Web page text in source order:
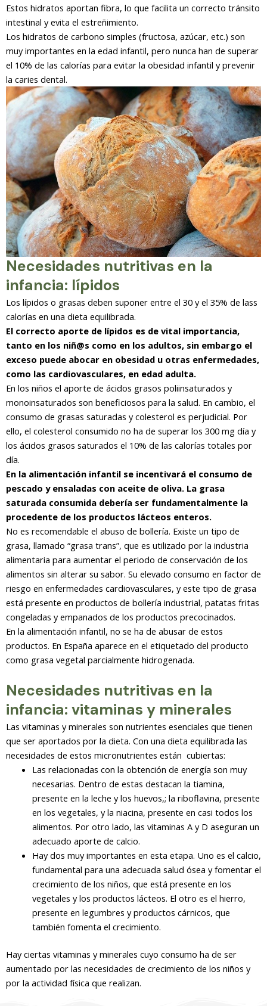
Estos hidratos aportan fibra, lo que facilita un correcto tránsito
intestinal y evita el estreñimiento.
Los hidratos de carbono simples (fructosa, azúcar, etc.) son
muy importantes en la edad infantil, pero nunca han de superar
el 10% de las calorías para evitar la obesidad infantil y prevenir
la caries dental.
Necesidades nutritivas en la
infancia: lípidos
Los lípidos o grasas deben suponer entre el 30 y el 35% de lass
calorías en una dieta equilibrada.
El correcto aporte de lípidos es de vital importancia,
tanto en los niñ@s como en los adultos, sin embargo el
exceso puede abocar en obesidad u otras enfermedades,
como las cardiovasculares, en edad adulta.
En los niños el aporte de ácidos grasos poliinsaturados y
monoinsaturados son beneficiosos para la salud. En cambio, el
consumo de grasas saturadas y colesterol es perjudicial. Por
ello, el colesterol consumido no ha de superar los 300 mg día y
los ácidos grasos saturados el 10% de las calorías totales por
día.
En la alimentación infantil se incentivará el consumo de
pescado y ensaladas con aceite de oliva. La grasa
saturada consumida debería ser fundamentalmente la
procedente de los productos lácteos enteros.
No es recomendable el abuso de bollería. Existe un tipo de
grasa, llamado “grasa trans”, que es utilizado por la industria
alimentaria para aumentar el periodo de conservación de los
alimentos sin alterar su sabor. Su elevado consumo en factor de
riesgo en enfermedades cardiovasculares, y este tipo de grasa
está presente en productos de bollería industrial, patatas fritas
congeladas y empanados de los productos precocinados.
En la alimentación infantil, no se ha de abusar de estos
productos. En España aparece en el etiquetado del producto
como grasa vegetal parcialmente hidrogenada.
Necesidades nutritivas en la
infancia: vitaminas y minerales
Las vitaminas y minerales son nutrientes esenciales que tienen
que ser aportados por la dieta. Con una dieta equilibrada las
necesidades de estos micronutrientes están cubiertas:
Las relacionadas con la obtención de energía son muy
necesarias. Dentro de estas destacan la tiamina,
presente en la leche y los huevos,; la riboflavina, presente
en los vegetales, y la niacina, presente en casi todos los
alimentos. Por otro lado, las vitaminas A y D aseguran un
adecuado aporte de calcio.
Hay dos muy importantes en esta etapa. Uno es el calcio,
fundamental para una adecuada salud ósea y fomentar el
crecimiento de los niños, que está presente en los
vegetales y los productos lácteos. El otro es el hierro,
presente en legumbres y productos cárnicos, que
también fomenta el crecimiento.
Hay ciertas vitaminas y minerales cuyo consumo ha de ser
aumentado por las necesidades de crecimiento de los niños y
por la actividad física que realizan.